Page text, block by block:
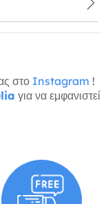
στο Instagram !
για να εμφανιστεί